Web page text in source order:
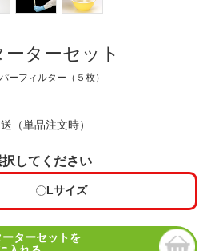
ーターセット
ーフィルター（５枚）
（単品注文時）
してください
Lサイズ
ターセットを